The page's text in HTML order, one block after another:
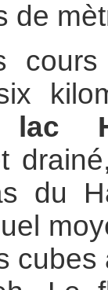
de
cours
lac
du
cubes